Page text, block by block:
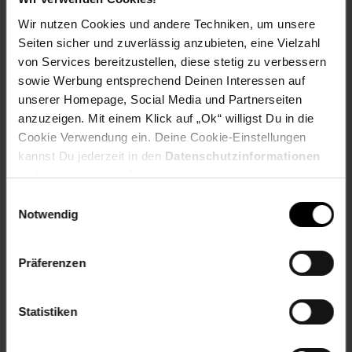
Wir nutzen Cookies und andere Techniken, um unsere
Seiten sicher und zuverlässig anzubieten, eine Vielzahl
von Services bereitzustellen, diese stetig zu verbessern
sowie Werbung entsprechend Deinen Interessen auf
unserer Homepage, Social Media und Partnerseiten
anzuzeigen. Mit einem Klick auf „Ok“ willigst Du in die
Cookie Verwendung ein. Deine Cookie-Einstellungen
kannst Du jederzeit in den Datenschutzinformationen
ändern bzw. widerrufen.
Notwendig
Präferenzen
Statistiken
ProdSV Straße: Rellinghauser Straße 334H
Warnhinweis: Es liegen keine Warnhinweise vor
productSafety Address: Rellinghauser Straße 334H ·
45136 Essen, Germany
productSafety Email: welcome@melon-helmets.com
productSafety Name: Melon World GmbH
Gewählte Variante:
Größe: 52-58 cm
EAN: 4260182014523
Versandinformationen